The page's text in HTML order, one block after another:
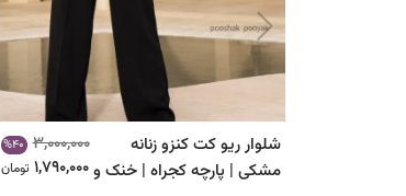
شلوار ریو کت کنزو زنانه
مشکی | پارچه کجراه | خنک و
3,000,000
%40
1,790,000 تومان